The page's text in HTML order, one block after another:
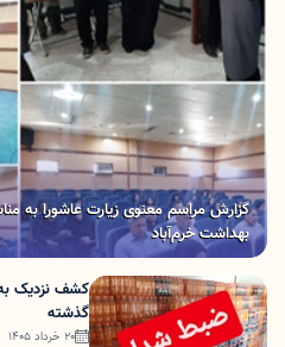
گزارش مراسم معنوی زیارت عاشورا به
بهداشت خرم‌آباد
گذشته
20 خرداد 1405